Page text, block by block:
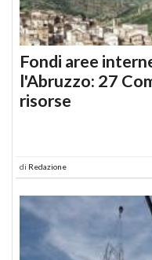
Fondi aree
l'Abruzzo: 27
risorse
di Redazione